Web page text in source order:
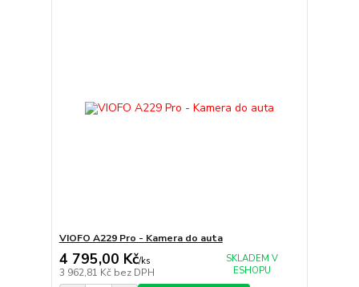
VIOFO A229 Pro - Kamera do auta
4 795,00 Kč/ks
3 962,81 Kč bez DPH
SKLADEM V
ESHOPU